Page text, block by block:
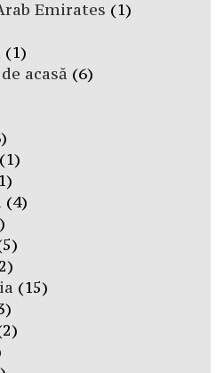
Emirates (1)
(1)
acasă (6)
(1)
(4)
(15)